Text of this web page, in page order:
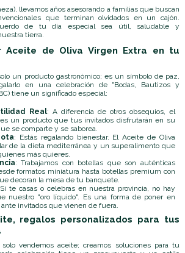
llevamos años asesorando a familias que buscan
que terminan olvidados en un cajón.
de tu día especial sea útil, saludable y
tierra.
Aceite de Oliva Virgen Extra en tu
un producto gastronómico; es un símbolo de paz,
en una celebración de "Bodas, Bautizos y
tiene un significado especial:
Real: A diferencia de otros obsequios, el
un producto que tus invitados disfrutarán en su
se comparte y se saborea.
: Estás regalando bienestar. El Aceite de Oliva
de la dieta mediterránea y un superalimento que
más quieres.
: Trabajamos con botellas que son auténticas
formatos miniatura hasta botellas premium con
decoran la mesa de tu banquete.
te casas o celebras en nuestra provincia, no hay
nuestro "oro líquido". Es una forma de poner en
invitados que vienen de fuera.
regalos personalizados para tus
vendemos aceite; creamos soluciones para tu